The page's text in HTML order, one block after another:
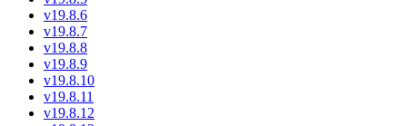
v19.8.6
v19.8.7
v19.8.8
v19.8.9
v19.8.10
v19.8.11
v19.8.12